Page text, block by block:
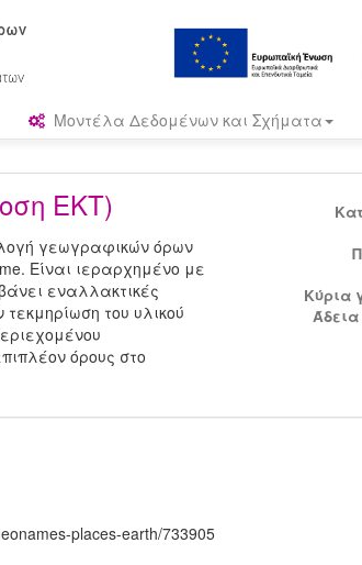
Μοντέλα Δεδομένων και Σχήματα
ΕΚΤ)
γεωγραφικών όρων
Είναι ιεραρχημένο με
εναλλακτικές
του υλικού
όρους στο
Κύρια
places-earth/733905